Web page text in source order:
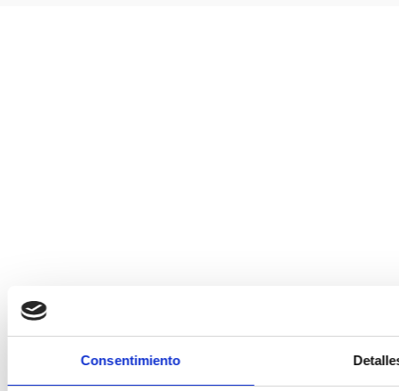
Consentimiento